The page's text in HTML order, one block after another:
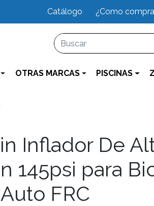
Catálogo ¿Como
OTRAS MARCAS PISCINAS
Inflador De
145psi para
FRC